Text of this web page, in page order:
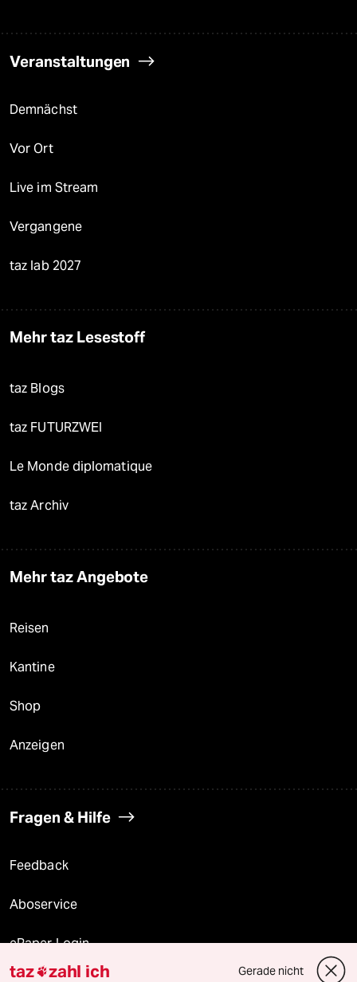
Veranstaltungen
Demnächst
Vor Ort
Live im Stream
Vergangene
taz lab 2027
Mehr taz Lesestoff
taz Blogs
taz FUTURZWEI
Le Monde diplomatique
taz Archiv
Mehr taz Angebote
Reisen
Kantine
Shop
Anzeigen
Fragen & Hilfe
Feedback
Aboservice
ePaper Login
taz zahl ich Gerade nicht